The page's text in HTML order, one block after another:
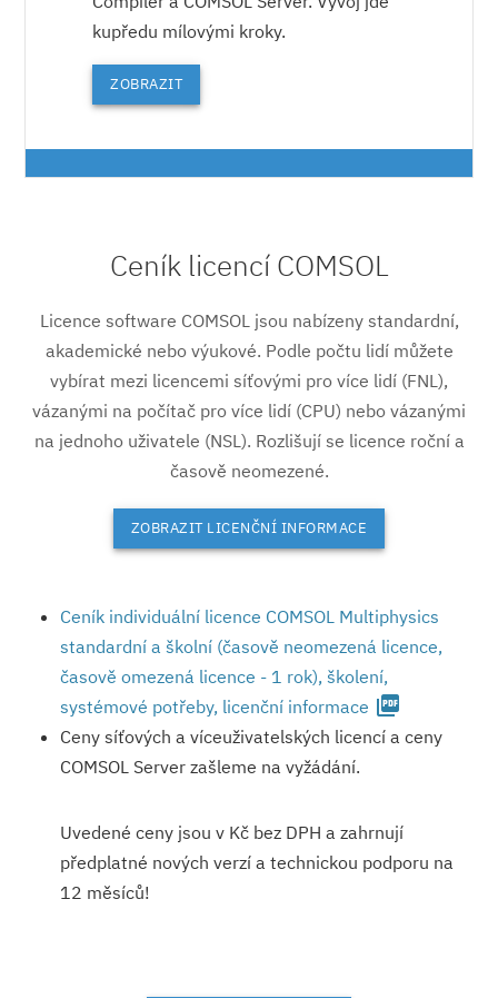
kupředu mílovými kroky.
ZOBRAZIT
Ceník licencí COMSOL
Licence software COMSOL jsou nabízeny standardní,
akademické nebo výukové. Podle počtu lidí můžete
vybírat mezi licencemi síťovými pro více lidí (FNL),
vázanými na počítač pro více lidí (CPU) nebo vázanými
na jednoho uživatele (NSL). Rozlišují se licence roční a
časově neomezené.
ZOBRAZIT LICENČNÍ INFORMACE
Ceník individuální licence COMSOL Multiphysics
standardní a školní (časově neomezená licence,
časově omezená licence - 1 rok), školení,
systémové potřeby, licenční informace picture_as_pdf
Ceny síťových a víceuživatelských licencí a ceny
COMSOL Server zašleme na vyžádání.
Uvedené ceny jsou v Kč bez DPH a zahrnují
předplatné nových verzí a technickou podporu na
12 měsíců!